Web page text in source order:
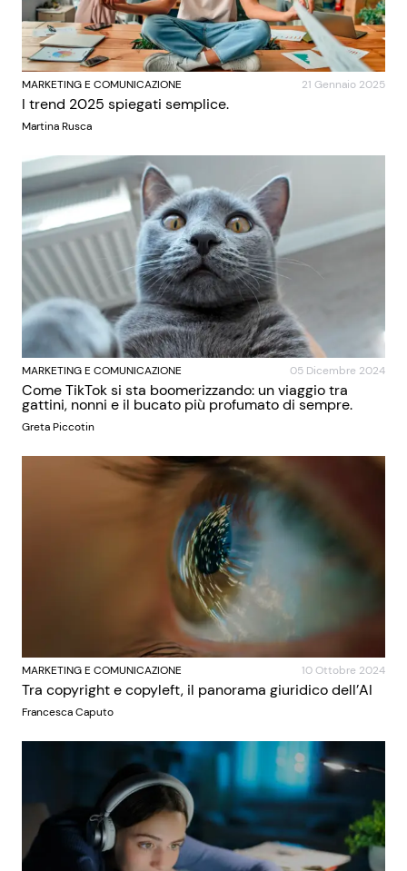
MARKETING E COMUNICAZIONE 21 Gennaio 2025
I trend 2025 spiegati semplice.
Martina Rusca
MARKETING E COMUNICAZIONE 05 Dicembre 2024
Come TikTok si sta boomerizzando: un viaggio tra
gattini, nonni e il bucato più profumato di sempre.
Greta Piccotin
MARKETING E COMUNICAZIONE 10 Ottobre 2024
Tra copyright e copyleft, il panorama giuridico dell’AI
Francesca Caputo